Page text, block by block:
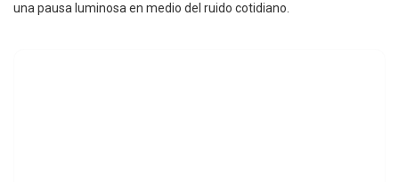
una pausa luminosa en medio del ruido cotidiano.